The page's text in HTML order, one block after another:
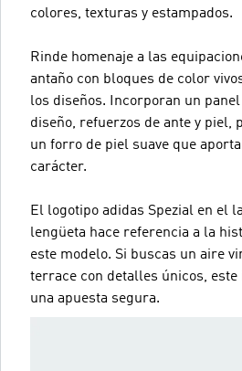
colores, texturas y estampados.
Rinde homenaje a las
antaño con bloques de color
los diseños. Incorporan un
diseño, refuerzos de ante y piel,
un forro de piel suave que
carácter.
El logotipo adidas Spezial en el
lengüeta hace referencia a la
este modelo. Si buscas un aire
terrace con detalles únicos, este
una apuesta segura.